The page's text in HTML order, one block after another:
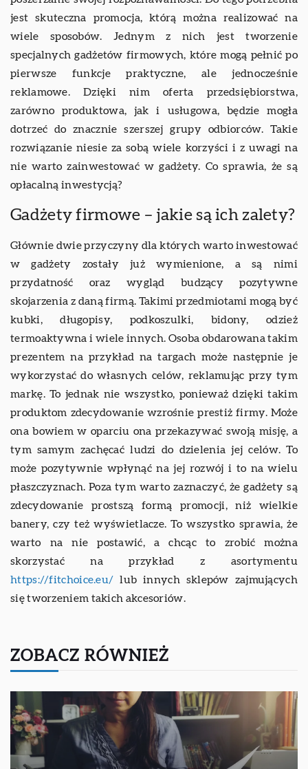
jest skuteczna promocja, którą można realizować na
wiele sposobów. Jednym z nich jest tworzenie
specjalnych gadżetów firmowych, które mogą pełnić po
pierwsze funkcje praktyczne, ale jednocześnie
reklamowe. Dzięki nim oferta przedsiębiorstwa,
zarówno produktowa, jak i usługowa, będzie mogła
dotrzeć do znacznie szerszej grupy odbiorców. Takie
rozwiązanie niesie za sobą wiele korzyści i z uwagi na
nie warto zainwestować w gadżety. Co sprawia, że są
opłacalną inwestycją?
Gadżety firmowe – jakie są ich zalety?
Głównie dwie przyczyny dla których warto inwestować
w gadżety zostały już wymienione, a są nimi
przydatność oraz wygląd budzący pozytywne
skojarzenia z daną firmą. Takimi przedmiotami mogą być
kubki, długopisy, podkoszulki, bidony, odzież
termoaktywna i wiele innych. Osoba obdarowana takim
prezentem na przykład na targach może następnie je
wykorzystać do własnych celów, reklamując przy tym
markę. To jednak nie wszystko, ponieważ dzięki takim
produktom zdecydowanie wzrośnie prestiż firmy. Może
ona bowiem w oparciu ona przekazywać swoją misję, a
tym samym zachęcać ludzi do dzielenia jej celów. To
może pozytywnie wpłynąć na jej rozwój i to na wielu
płaszczyznach. Poza tym warto zaznaczyć, że gadżety są
zdecydowanie prostszą formą promocji, niż wielkie
banery, czy też wyświetlacze. To wszystko sprawia, że
warto na nie postawić, a chcąc to zrobić można
skorzystać na przykład z asortymentu
https://fitchoice.eu/ lub innych sklepów zajmujących
się tworzeniem takich akcesoriów.
ZOBACZ RÓWNIEŻ